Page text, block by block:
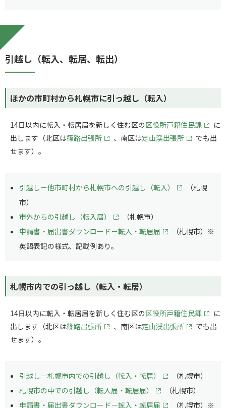
引越し（転入、転居、転出）
ほかの市町村から札幌市に引っ越し（転入）
14日以内に転入・転居届を新しく住む区の区役所戸籍住民課
に
出します（北区は篠路出張所 、南区は定山渓出張所
でも出
せます）。
引越し－他市町村から札幌市への引越し（転入）
（札幌
市）
市外からの引越し（転入届）
（札幌市）
申請書・届出書ダウンロード－転入・転居届
（札幌市）※
英語表記の様式、記載例あり。
札幌市内での引っ越し（転入・転居）
14日以内に転入・転居届を新しく住む区の区役所戸籍住民課
に
出します（北区は篠路出張所 、南区は定山渓出張所
でも出
せます）。
引越し－札幌市内での引越し（転入・転居）
（札幌市）
札幌市の中での引越し（転入届・転居届）
（札幌市）
申請書・届出書ダウンロード－転入・転居届
（札幌市）※